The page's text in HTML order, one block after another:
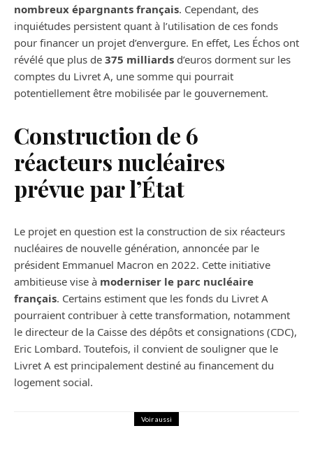
nombreux épargnants français. Cependant, des
inquiétudes persistent quant à l’utilisation de ces fonds
pour financer un projet d’envergure. En effet, Les Échos ont
révélé que plus de 375 milliards d’euros dorment sur les
comptes du Livret A, une somme qui pourrait
potentiellement être mobilisée par le gouvernement.
Construction de 6
réacteurs nucléaires
prévue par l’État
Le projet en question est la construction de six réacteurs
nucléaires de nouvelle génération, annoncée par le
président Emmanuel Macron en 2022. Cette initiative
ambitieuse vise à moderniser le parc nucléaire
français. Certains estiment que les fonds du Livret A
pourraient contribuer à cette transformation, notamment
le directeur de la Caisse des dépôts et consignations (CDC),
Eric Lombard. Toutefois, il convient de souligner que le
Livret A est principalement destiné au financement du
logement social.
Voir aussi